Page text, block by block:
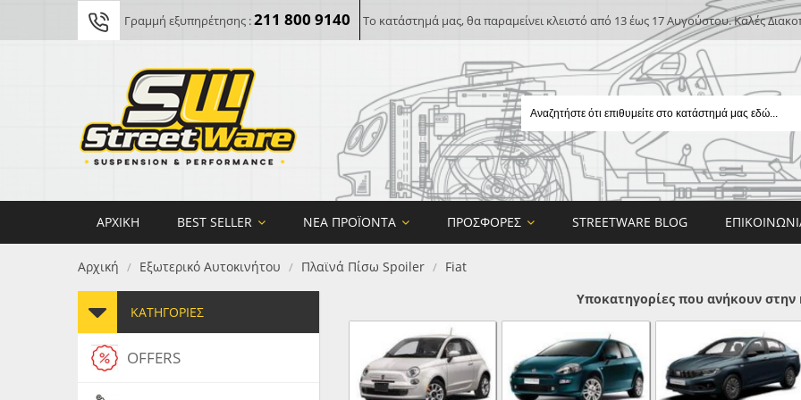
Γραμμή εξυπηρέτησης :211 800 9140 Το κατάστημά μας, θα παραμείνει κλειστό από 13 έως 17 Αυγούστου. Καλές
ΑΡΧΙΚΉ BEST SELLER ΝΈΑ ΠΡΟΪΌΝΤΑ ΠΡΟΣΦΟΡΈΣ STREETWARE BLOG
Αρχική / Εξωτερικό Αυτοκινήτου / Πλαϊνά Πίσω Spoiler / Fiat
ΚΑΤΗΓΟΡΊΕΣ
OFFERS
FORGE
MAXTON DESIGN
Υποκατηγορίες που ανήκουν στην